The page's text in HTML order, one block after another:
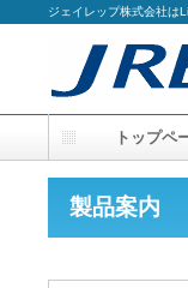
ジェイレップ株式会社は
製品案内
トップ